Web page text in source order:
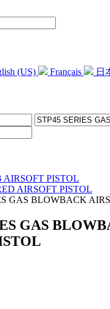
(US) Français 日
AIRSOFT PISTOL
AIRSOFT PISTOL
GAS BLOWBACK
GAS